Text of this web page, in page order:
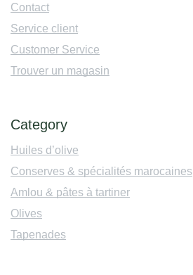
Contact
Service client
Customer Service
Trouver un magasin
Category
Huiles d’olive
Conserves & spécialités marocaines
Amlou & pâtes à tartiner
Olives
Tapenades